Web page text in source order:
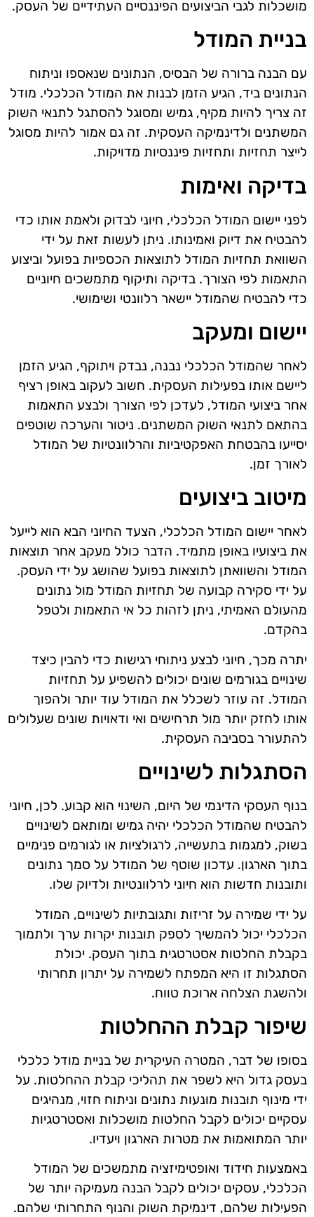
מושכלות לגבי הביצועים הפיננסיים העתידיים של העסק.
בניית המודל
עם הבנה ברורה של הבסיס, הנתונים שנאספו וניתוח
הנתונים ביד, הגיע הזמן לבנות את המודל הכלכלי. מודל
זה צריך להיות מקיף, גמיש ומסוגל להסתגל לתנאי השוק
המשתנים ולדינמיקה העסקית. זה גם אמור להיות מסוגל
לייצר תחזיות ותחזיות פיננסיות מדויקות.
בדיקה ואימות
לפני יישום המודל הכלכלי, חיוני לבדוק ולאמת אותו כדי
להבטיח את דיוק ואמינותו. ניתן לעשות זאת על ידי
השוואת תחזיות המודל לתוצאות הכספיות בפועל וביצוע
התאמות לפי הצורך. בדיקה ותיקוף מתמשכים חיוניים
כדי להבטיח שהמודל יישאר רלוונטי ושימושי.
יישום ומעקב
לאחר שהמודל הכלכלי נבנה, נבדק ויתוקף, הגיע הזמן
ליישם אותו בפעילות העסקית. חשוב לעקוב באופן רציף
אחר ביצועי המודל, לעדכן לפי הצורך ולבצע התאמות
בהתאם לתנאי השוק המשתנים. ניטור והערכה שוטפים
יסייעו בהבטחת האפקטיביות והרלוונטיות של המודל
לאורך זמן.
מיטוב ביצועים
לאחר יישום המודל הכלכלי, הצעד החיוני הבא הוא לייעל
את ביצועיו באופן מתמיד. הדבר כולל מעקב אחר תוצאות
המודל והשוואתן לתוצאות בפועל שהושג על ידי העסק.
על ידי סקירה קבועה של תחזיות המודל מול נתונים
מהעולם האמיתי, ניתן לזהות כל אי התאמות ולטפל
בהקדם.
יתרה מכך, חיוני לבצע ניתוחי רגישות כדי להבין כיצד
שינויים בגורמים שונים יכולים להשפיע על תחזיות
המודל. זה עוזר לשכלל את המודל עוד יותר ולהפוך
אותו לחזק יותר מול תרחישים ואי ודאויות שונים שעלולים
להתעורר בסביבה העסקית.
הסתגלות לשינויים
בנוף העסקי הדינמי של היום, השינוי הוא קבוע. לכן, חיוני
להבטיח שהמודל הכלכלי יהיה גמיש ומותאם לשינויים
בשוק, למגמות בתעשייה, לרגולציות או לגורמים פנימיים
בתוך הארגון. עדכון שוטף של המודל על סמך נתונים
ותובנות חדשות הוא חיוני לרלוונטיות ולדיוק שלו.
על ידי שמירה על זריזות ותגובתיות לשינויים, המודל
הכלכלי יכול להמשיך לספק תובנות יקרות ערך ולתמוך
בקבלת החלטות אסטרטגית בתוך העסק. יכולת
הסתגלות זו היא המפתח לשמירה על יתרון תחרותי
ולהשגת הצלחה ארוכת טווח.
שיפור קבלת ההחלטות
בסופו של דבר, המטרה העיקרית של בניית מודל כלכלי
בעסק גדול היא לשפר את תהליכי קבלת ההחלטות. על
ידי מינוף תובנות מונעות נתונים וניתוח חזוי, מנהיגים
עסקיים יכולים לקבל החלטות מושכלות ואסטרטגיות
יותר המתואמות את מטרות הארגון ויעדיו.
באמצעות חידוד ואופטימיזציה מתמשכים של המודל
הכלכלי, עסקים יכולים לקבל הבנה מעמיקה יותר של
הפעילות שלהם, דינמיקת השוק והנוף התחרותי שלהם.